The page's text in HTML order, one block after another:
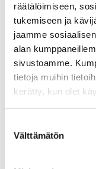
räätälöimiseen,
tukemiseen ja
jaamme
alan
sivustoamme.
tietoja muihin
kerätty, kun olet
valinta
Välttämätön
Maritim
Kansihelat